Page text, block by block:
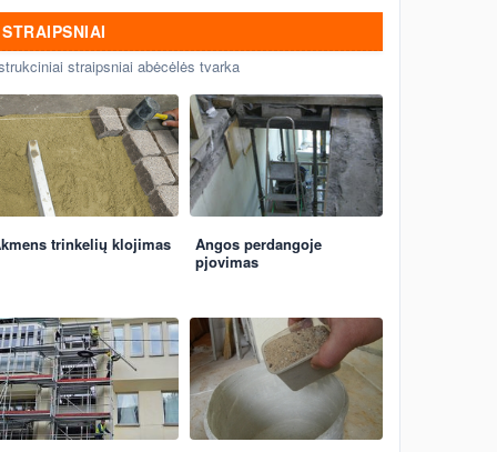
STRAIPSNIAI
straipsniai abėcėlės tvarka
trinkelių klojimas
Angos perdangoje
pjovimas